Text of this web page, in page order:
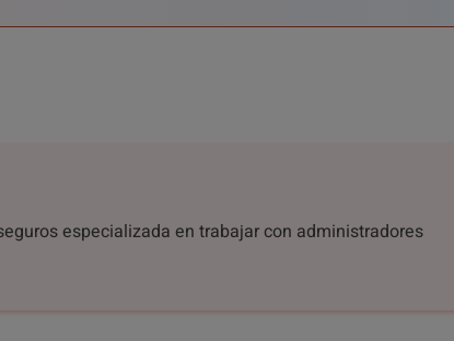
especializada en trabajar con administradores